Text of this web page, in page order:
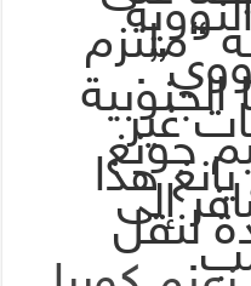
“ملتزم
غير
جونغ
هذا
إلى
لنقل